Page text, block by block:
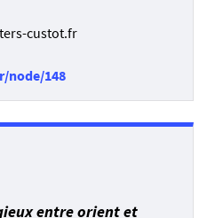
custot.fr
node/148
entre orient et